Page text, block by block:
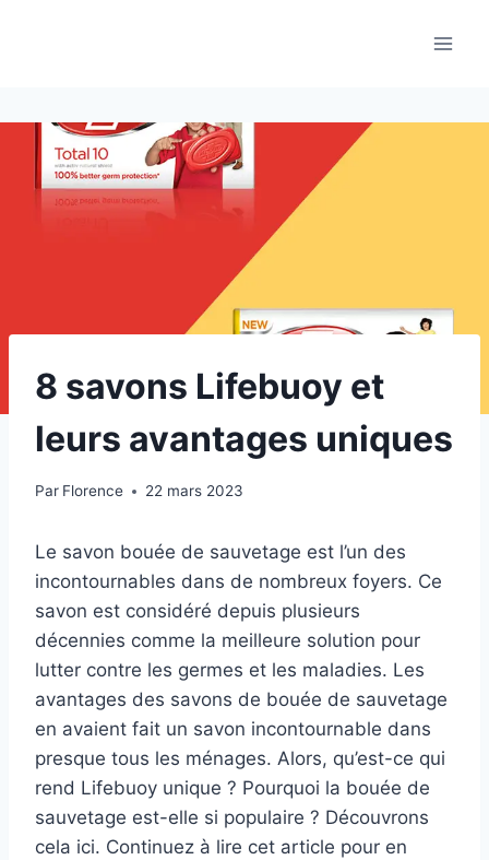
8 savons Lifebuoy et
leurs avantages uniques
Par Florence 22 mars 2023
Le savon bouée de sauvetage est l’un des
incontournables dans de nombreux foyers. Ce
savon est considéré depuis plusieurs
décennies comme la meilleure solution pour
lutter contre les germes et les maladies. Les
avantages des savons de bouée de sauvetage
en avaient fait un savon incontournable dans
presque tous les ménages. Alors, qu’est-ce qui
rend Lifebuoy unique ? Pourquoi la bouée de
sauvetage est-elle si populaire ? Découvrons
cela ici. Continuez à lire cet article pour en